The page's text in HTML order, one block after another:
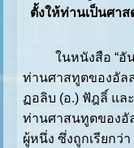
ตั้งให้ท่านเป็นศา
ในหนังสือ “อันซ
ท่านศาสทูตของอัล
ฏอลิบ (อ.) ฟัฎลิ์ แล
ท่านศาสนทูตของอั
ผู้หนึ่ง ซึ่งถูกเรียกว่